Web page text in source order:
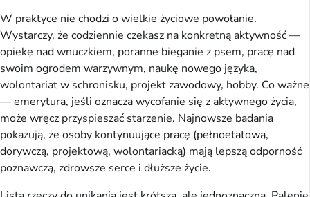
W praktyce nie chodzi o wielkie życiowe powołanie.
Wystarczy, że codziennie czekasz na konkretną aktywność —
opiekę nad wnuczkiem, poranne bieganie z psem, pracę nad
swoim ogrodem warzywnym, naukę nowego języka,
wolontariat w schronisku, projekt zawodowy, hobby. Co ważne
— emerytura, jeśli oznacza wycofanie się z aktywnego życia,
może wręcz przyspieszać starzenie. Najnowsze badania
pokazują, że osoby kontynuujące pracę (pełnoetatową,
dorywczą, projektową, wolontariacką) mają lepszą odporność
poznawczą, zdrowsze serce i dłuższe życie.